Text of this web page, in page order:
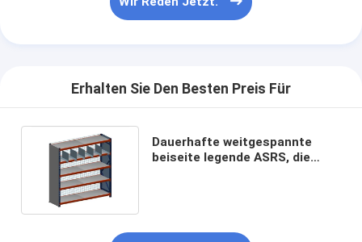
Automatisiertes Speicherinformations-Retrievalsystem
Automatisierte Transportorganisation
Erhalten Sie Den Besten Preis Für
Dauerhafte weitgespannte
beiseite legende ASRS, die